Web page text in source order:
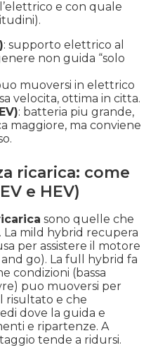
e con quale
: supporto elettrico al
non guida “solo
muoversi in elettrico
velocita, ottima in citta.
: batteria piu grande,
maggiore, ma conviene
ricarica: come
e HEV)
sono quelle che
La mild hybrid recupera
per assistere il motore
go). La full hybrid fa
condizioni (bassa
puo muoversi per
risultato e che
dove la guida e
e ripartenze. A
tende a ridursi.